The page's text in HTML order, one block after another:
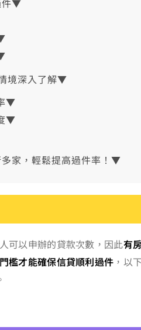
件▼
境深入了解▼
▼
▼
家，輕鬆提高過件率！▼
可以申辦的貸款次數，因此有
檻才能確保信貸順利過件 ，以